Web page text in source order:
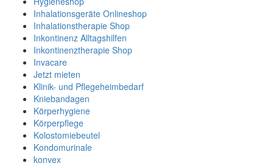
Inhalationsgeräte Onlineshop
Inhalationstherapie Shop
Inkontinenz Alltagshilfen
Inkontinenztherapie Shop
Invacare
Jetzt mieten
Klinik- und Pflegeheimbedarf
Kniebandagen
Körperhygiene
Körperpflege
Kolostomiebeutel
Kondomurinale
konvex